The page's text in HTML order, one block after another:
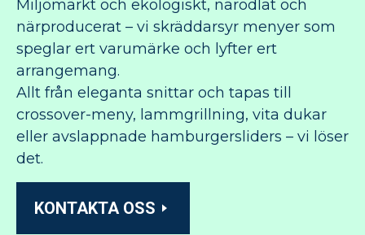
Miljömärkt och ekologiskt, närodlat och
närproducerat – vi skräddarsyr menyer som
speglar ert varumärke och lyfter ert
arrangemang.
Allt från eleganta snittar och tapas till
crossover-meny, lammgrillning, vita dukar
eller avslappnade hamburgersliders – vi löser
det.
KONTAKTA OSS